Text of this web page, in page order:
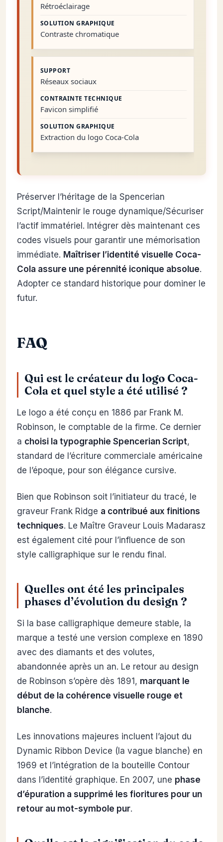
Rétroéclairage
Contraste chromatique
Réseaux sociaux
Favicon simplifié
Extraction du logo Coca-Cola
Préserver l’héritage de la Spencerian
Script/Maintenir le rouge dynamique/Sécuriser
l’actif immatériel. Intégrer dès maintenant ces
codes visuels pour garantir une mémorisation
immédiate. Maîtriser l’identité visuelle Coca-
Cola assure une pérennité iconique absolue.
Adopter ce standard historique pour dominer le
futur.
FAQ
Qui est le créateur du logo Coca-
Cola et quel style a été utilisé ?
Le logo a été conçu en 1886 par Frank M.
Robinson, le comptable de la firme. Ce dernier
a choisi la typographie Spencerian Script,
standard de l’écriture commerciale américaine
de l’époque, pour son élégance cursive.
Bien que Robinson soit l’initiateur du tracé, le
graveur Frank Ridge a contribué aux finitions
techniques. Le Maître Graveur Louis Madarasz
est également cité pour l’influence de son
style calligraphique sur le rendu final.
Quelles ont été les principales
phases d’évolution du design ?
Si la base calligraphique demeure stable, la
marque a testé une version complexe en 1890
avec des diamants et des volutes,
abandonnée après un an. Le retour au design
de Robinson s’opère dès 1891, marquant le
début de la cohérence visuelle rouge et
blanche.
Les innovations majeures incluent l’ajout du
Dynamic Ribbon Device (la vague blanche) en
1969 et l’intégration de la bouteille Contour
dans l’identité graphique. En 2007, une phase
d’épuration a supprimé les fioritures pour un
retour au mot-symbole pur.